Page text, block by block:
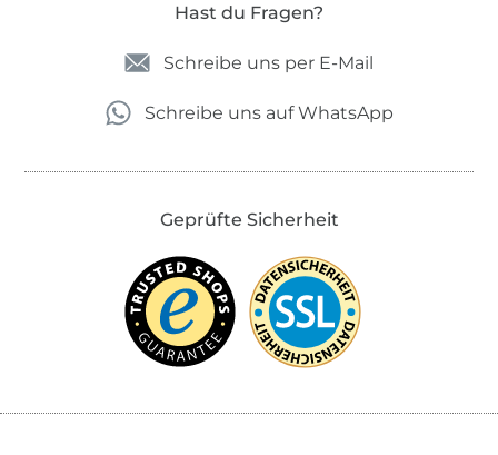
Hast du Fragen?
Schreibe uns per E-Mail
Schreibe uns auf WhatsApp
Geprüfte Sicherheit